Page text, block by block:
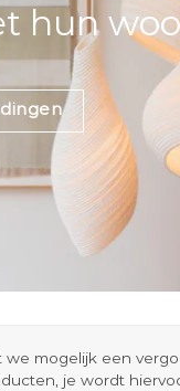
hun
mogelijk een
je wordt